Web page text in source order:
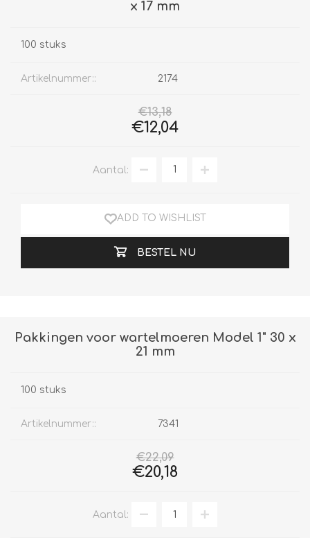
x 17 mm
100 stuks
Artikelnummer:: 2174
€13,18
€12,04
Aantal:
ADD TO WISHLIST
BESTEL NU
Pakkingen voor wartelmoeren Model 1" 30 x
21 mm
100 stuks
Artikelnummer:: 7341
€22,09
€20,18
Aantal: